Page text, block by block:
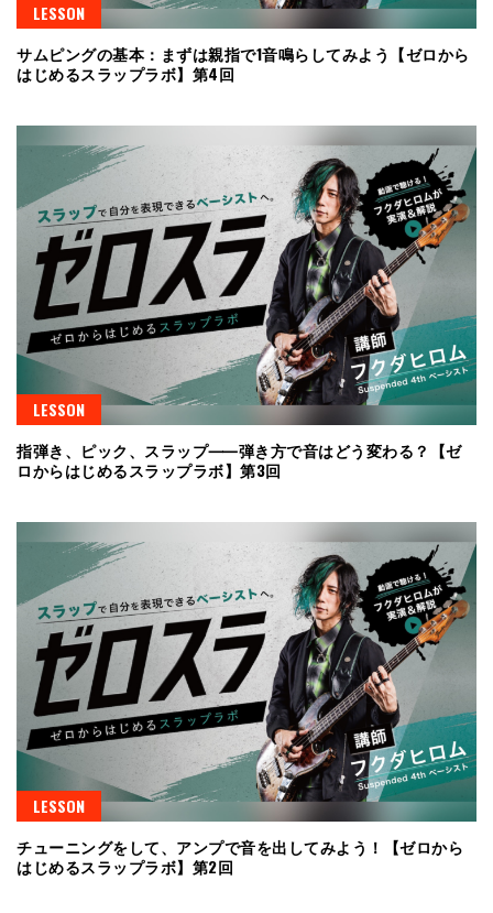
LESSON
サムピングの基本：まずは親指で1音鳴らしてみよう【ゼロから
はじめるスラップラボ】第4回
LESSON
指弾き、ピック、スラップ⸺弾き方で音はどう変わる？【ゼ
ロからはじめるスラップラボ】第3回
LESSON
チューニングをして、アンプで音を出してみよう！【ゼロから
はじめるスラップラボ】第2回